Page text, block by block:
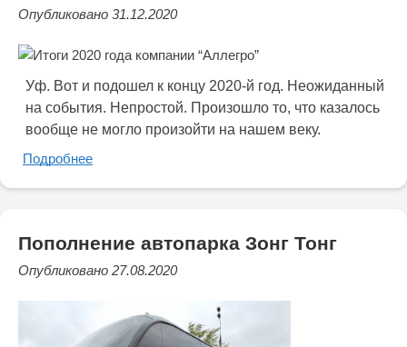
Опубликовано 31.12.2020
Уф. Вот и подошел к концу 2020-й год. Неожиданный
на события. Непростой. Произошло то, что казалось
вообще не могло произойти на нашем веку.
Подробнее
Пополнение автопарка Зонг Тонг
Опубликовано 27.08.2020